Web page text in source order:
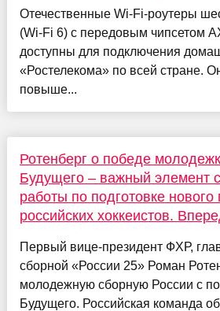
Отечественные Wi-Fi-роутеры
(Wi-Fi 6) с передовым чипсетом
доступны для подключения
«Ростелекома» по всей стране.
повыше...
Ротенберг о победе
Будущего – важный элемент
работы по подготовке нового
российских хоккеистов.
Первый вице-президент ФХР,
сборной «России 25» Роман
молодежную сборную России с
Будущего. Российская команда